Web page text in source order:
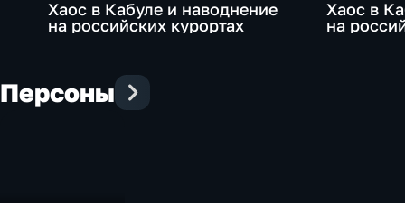
Хаос в Кабуле и наводнение
на российских курортах
Хаос в
на
Персоны